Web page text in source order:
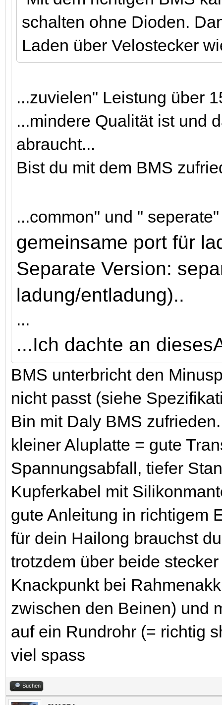
schalten ohne Dioden.
Laden über Velostecker
...zuvielen" Leistung über
...mindere Qualität ist und
abraucht...
Bist du mit dem BMS
...common" und "
gemeinsame port für
Separate Version:
ladung/entladung)..
...
...Ich dachte an
BMS unterbricht den
nicht passt (siehe
Bin mit Daly BMS
kleiner Aluplatte = gute
Spannungsabfall, tiefer
Kupferkabel mit
gute Anleitung in richtigem
für dein Hailong brauchst
trotzdem über beide
Knackpunkt bei
zwischen den Beinen) und
auf ein Rundrohr (= richtig
viel spass
Suchen